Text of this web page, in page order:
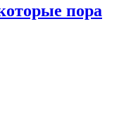
пора